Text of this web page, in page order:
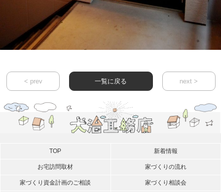
< prev next >
一覧に戻る
TOP 新着情報
お宅訪問取材 家づくりの流れ
家づくり資金計画のご相談 家づくり相談会